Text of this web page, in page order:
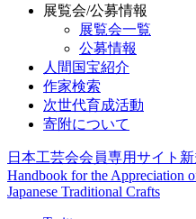
展覧会/公募情報
展覧会一覧
公募情報
人間国宝紹介
作家検索
次世代育成活動
寄附について
日本工芸会会員専用サイト
Handbook for the Appreciation
Japanese Traditional Crafts